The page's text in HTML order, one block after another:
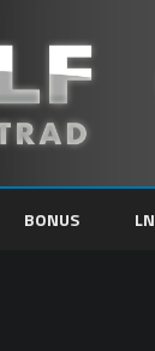
BONUS LN